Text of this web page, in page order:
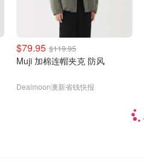
$79.95 $119.95
Muji 加棉连帽夹克 防风
Dealmoon澳新省钱快报